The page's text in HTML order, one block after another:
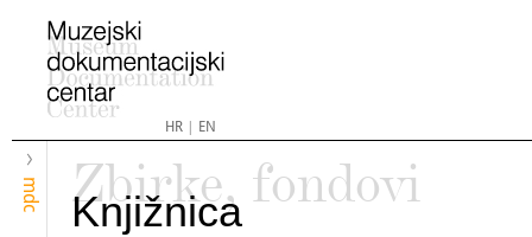
HR| EN
mdc
Zbirke, fondovi
Knjižnica